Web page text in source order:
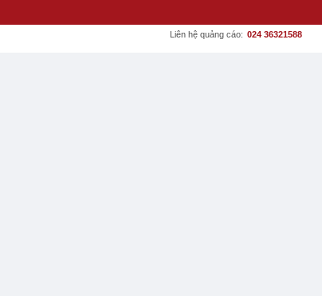
Liên hệ quảng cáo: 024 36321588